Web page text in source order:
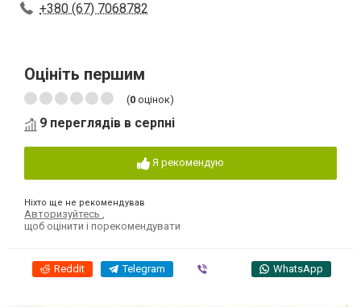
+380 (67) 7068782
Оцініть першим
(0 оцінок)
9 переглядів в серпні
Я рекомендую
Ніхто ще не рекомендував
Авторизуйтесь
щоб оцінити і порекомендувати
Reddit Telegram WhatsApp